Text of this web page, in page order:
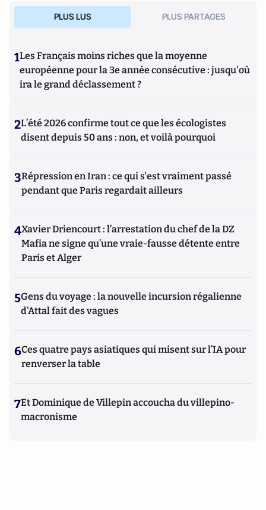
PLUS LUS PLUS PARTAGES
1Les Français moins riches que la moyenne
européenne pour la 3e année consécutive : jusqu'où
ira le grand déclassement ?
2L’été 2026 confirme tout ce que les écologistes
disent depuis 50 ans : non, et voilà pourquoi
3Répression en Iran : ce qui s'est vraiment passé
pendant que Paris regardait ailleurs
4Xavier Driencourt : l’arrestation du chef de la DZ
Mafia ne signe qu’une vraie-fausse détente entre
Paris et Alger
5Gens du voyage : la nouvelle incursion régalienne
d'Attal fait des vagues
6Ces quatre pays asiatiques qui misent sur l’IA pour
renverser la table
7Et Dominique de Villepin accoucha du villepino-
macronisme